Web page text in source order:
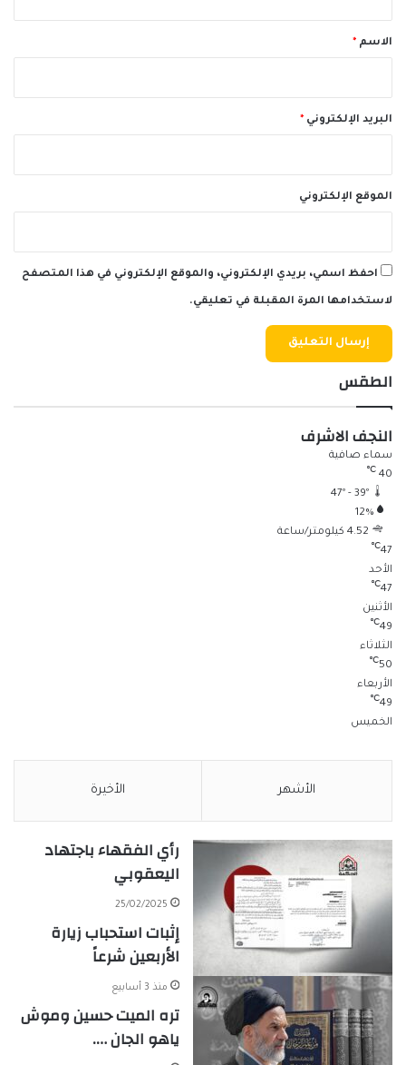
*الاسم *
البريد الإلكتروني *
الموقع الإلكتروني
احفظ اسمي، بريدي الإلكتروني، والموقع الإلكتروني في هذا المتصفح
لاستخدامها المرة المقبلة في تعليقي.
الطقس
النجف الاشرف
سماء صافية
40
℃
12%
4.52 كيلومتر/ساعة
47
℃
الأحد
47
℃
الأثنين
49
℃
الثلاثاء
50
℃
الأربعاء
49
℃
الخميس
الأشهر الأخيرة
رأي الفقهاء باجتهاد
اليعقوبي
25/02/2025
إثبات استحباب زيارة
الأربعين شرعاً
منذ 3 أسابيع
تره الميت حسين وموش
ياهو الجان ….